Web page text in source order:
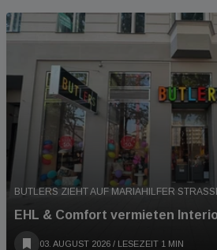
BUTLERS ZIEHT AUF MARIAHILFER STRASSE
EHL & Comfort vermieten
03. AUGUST 2026 / LESEZEIT 1 MIN